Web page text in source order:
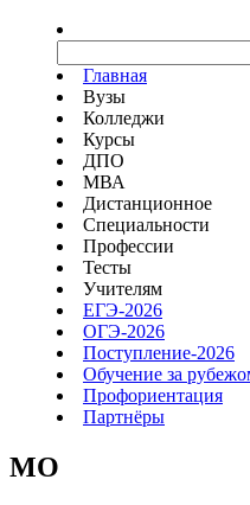
Главная
Вузы
Колледжи
Курсы
ДПО
МВА
Дистанционное
Специальности
Профессии
Тесты
Учителям
ЕГЭ-2026
ОГЭ-2026
Поступление-2026
Обучение за
Профориентация
Партнёры
MO